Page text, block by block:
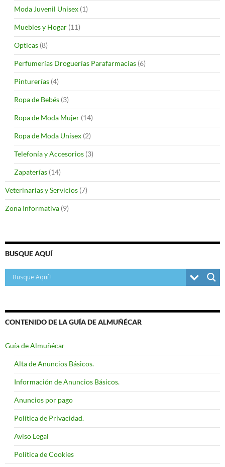
Moda Juvenil Unisex (1)
Muebles y Hogar (11)
Opticas (8)
Perfumerías Droguerías Parafarmacias (6)
Pinturerías (4)
Ropa de Bebés (3)
Ropa de Moda Mujer (14)
Ropa de Moda Unisex (2)
Telefonía y Accesorios (3)
Zapaterías (14)
Veterinarias y Servicios (7)
Zona Informativa (9)
BUSQUE AQUÍ
CONTENIDO DE LA GUÍA DE ALMUÑÉCAR
Guía de Almuñécar
Alta de Anuncios Básicos.
Información de Anuncios Básicos.
Anuncios por pago
Política de Privacidad.
Aviso Legal
Política de Cookies